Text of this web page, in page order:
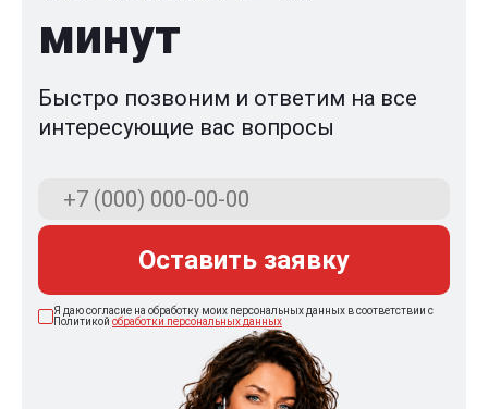
минут
Быстро позвоним и ответим на все
интересующие вас вопросы
Оставить заявку
Я даю согласие на обработку моих персональных данных в соответствии с
Политикой обработки персональных данных